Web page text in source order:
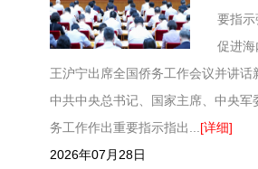
要指示
促进
王沪宁出席全国侨务工作会议并讲
中共中央总书记、国家主席、中央军
务工作作出重要指示指出... [详细]
2026年07月28日